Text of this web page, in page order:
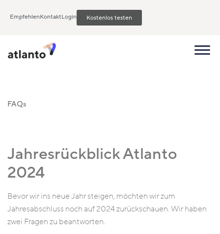
EmpfehlenKontaktLogin Kostenlos testen
FAQs
Jahresrückblick Atlanto
2024
Bevor wir ins neue Jahr steigen, möchten wir zum
Jahresabschluss noch auf 2024 zurückschauen. Wir haben
zwei Fragen zu beantworten.